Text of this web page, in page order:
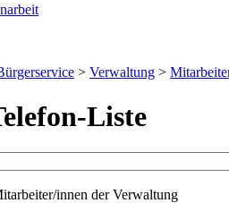
> Verwaltung >
Liste
innen der Verwaltung